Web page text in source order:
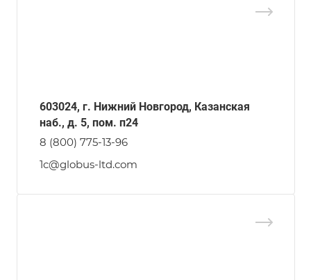
603024, г. Нижний Новгород, Казанская
наб., д. 5, пом. п24
8 (800) 775-13-96
1c@globus-ltd.com